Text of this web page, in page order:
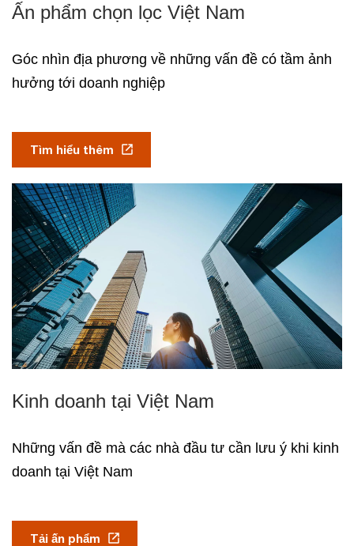
Ấn phẩm chọn lọc Việt Nam
Góc nhìn địa phương về những vấn đề có tầm ảnh
hưởng tới doanh nghiệp
Tìm hiểu thêm
Kinh doanh tại Việt Nam
Những vấn đề mà các nhà đầu tư cần lưu ý khi kinh
doanh tại Việt Nam
Tải ấn phẩm